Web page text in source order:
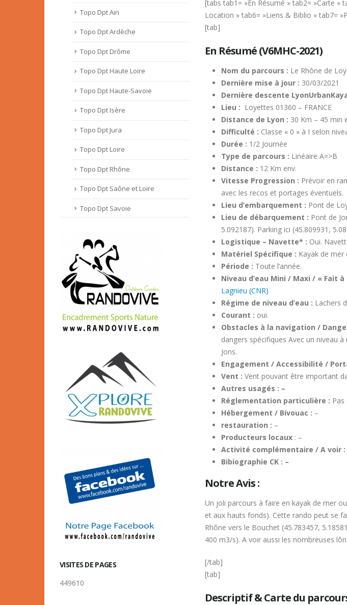
[tabs tab1= »En Résumé » tab2= »Carte »
Location » tab6= »Liens & Biblio » tab7=
[tab]
En Résumé (V6MHC-2021)
Nom du parcours : Le Rhône de
Dernière mise à jour : 30/03/2021
Dernière descente
Lieu : Loyettes 01360 – FRANCE
Distance de Lyon : 30 Km – 45 min
Difficulté : Classe « 0 » à I selon
Durée : 1/2 Journée
Type de parcours : Linéaire A=>B
Distance : 12 Km env.
Vitesse Progression : Prévoir en
avec les recos et portages éventuels.
Lieu d’embarquement : Pont de
Lieu de débarquement : Pont de
5.092187). Parking ici (45.809931,
Logistique – Navette* : Oui.
Matériel Spécifique : Kayak de mer
Période : Toute l’année.
Niveau d’eau Mini / Maxi / « Fait
Lagnieu (CNR)
Régime de niveau d’eau : Lachers
Courant : oui.
Obstacles à la navigation /
dangers spécifiques Avec un niveau
Jons.
Engagement / Accessibilité /
Vent : Vent pouvant être important
Autres usagés : –
Réglementation particulière :
Hébergement / Bivouac : –
restauration : –
Producteurs locaux : –
Activité complémentaire / A voir :
Bibiographie CK : –
Notre Avis :
Un joli parcours à faire en kayak de mer
et aux hauts fonds). Cette rando peut se
Rhône vers le Bouchet (45.783457,
400 m3/s). A voir aussi les nombreuses
[/tab]
[tab]
Descriptif & Carte du
Topo Dpt Ain
Topo Dpt Ardèche
Topo Dpt Drôme
Topo Dpt Haute Loire
Topo Dpt Haute-Savoie
Topo Dpt Isère
Topo Dpt Jura
Topo Dpt Loire
Topo Dpt Rhône
Topo Dpt Saône et Loire
Topo Dpt Savoie
VISITES DE PAGES
449610